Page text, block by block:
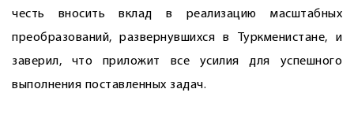
честь вносить вклад в реализацию масштабных
преобразований, развернувшихся в Туркменистане, и
заверил, что приложит все усилия для успешного
выполнения поставленных задач.